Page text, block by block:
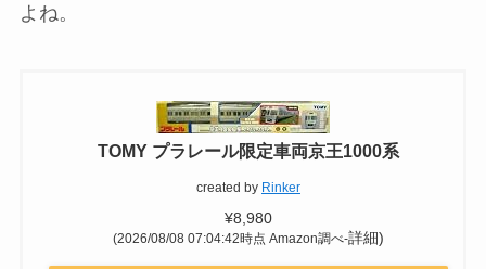
よね。
TOMY プラレール限定車両京王1000系
created by Rinker
¥8,980
(2026/08/08 07:04:42時点 Amazon調べ-詳細)